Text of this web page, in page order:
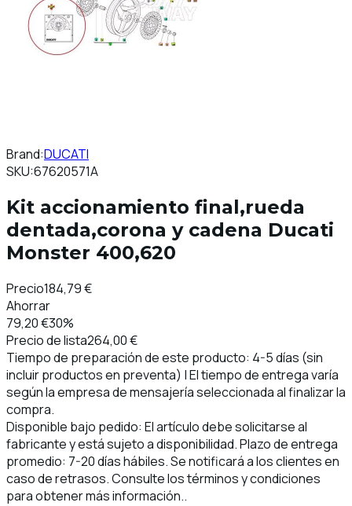
Brand:DUCATI
SKU:67620571A
Kit accionamiento final,rueda
dentada,corona y cadena Ducati
Monster 400,620
Precio184,79 €
Ahorrar
79,20 €30%
Precio de lista264,00 €
Tiempo de preparación de este producto: 4-5 días (sin
incluir productos en preventa) | El tiempo de entrega varía
según la empresa de mensajería seleccionada al finalizar la
compra.
Disponible bajo pedido: El artículo debe solicitarse al
fabricante y está sujeto a disponibilidad. Plazo de entrega
promedio: 7-20 días hábiles. Se notificará a los clientes en
caso de retrasos. Consulte los términos y condiciones
para obtener más información..